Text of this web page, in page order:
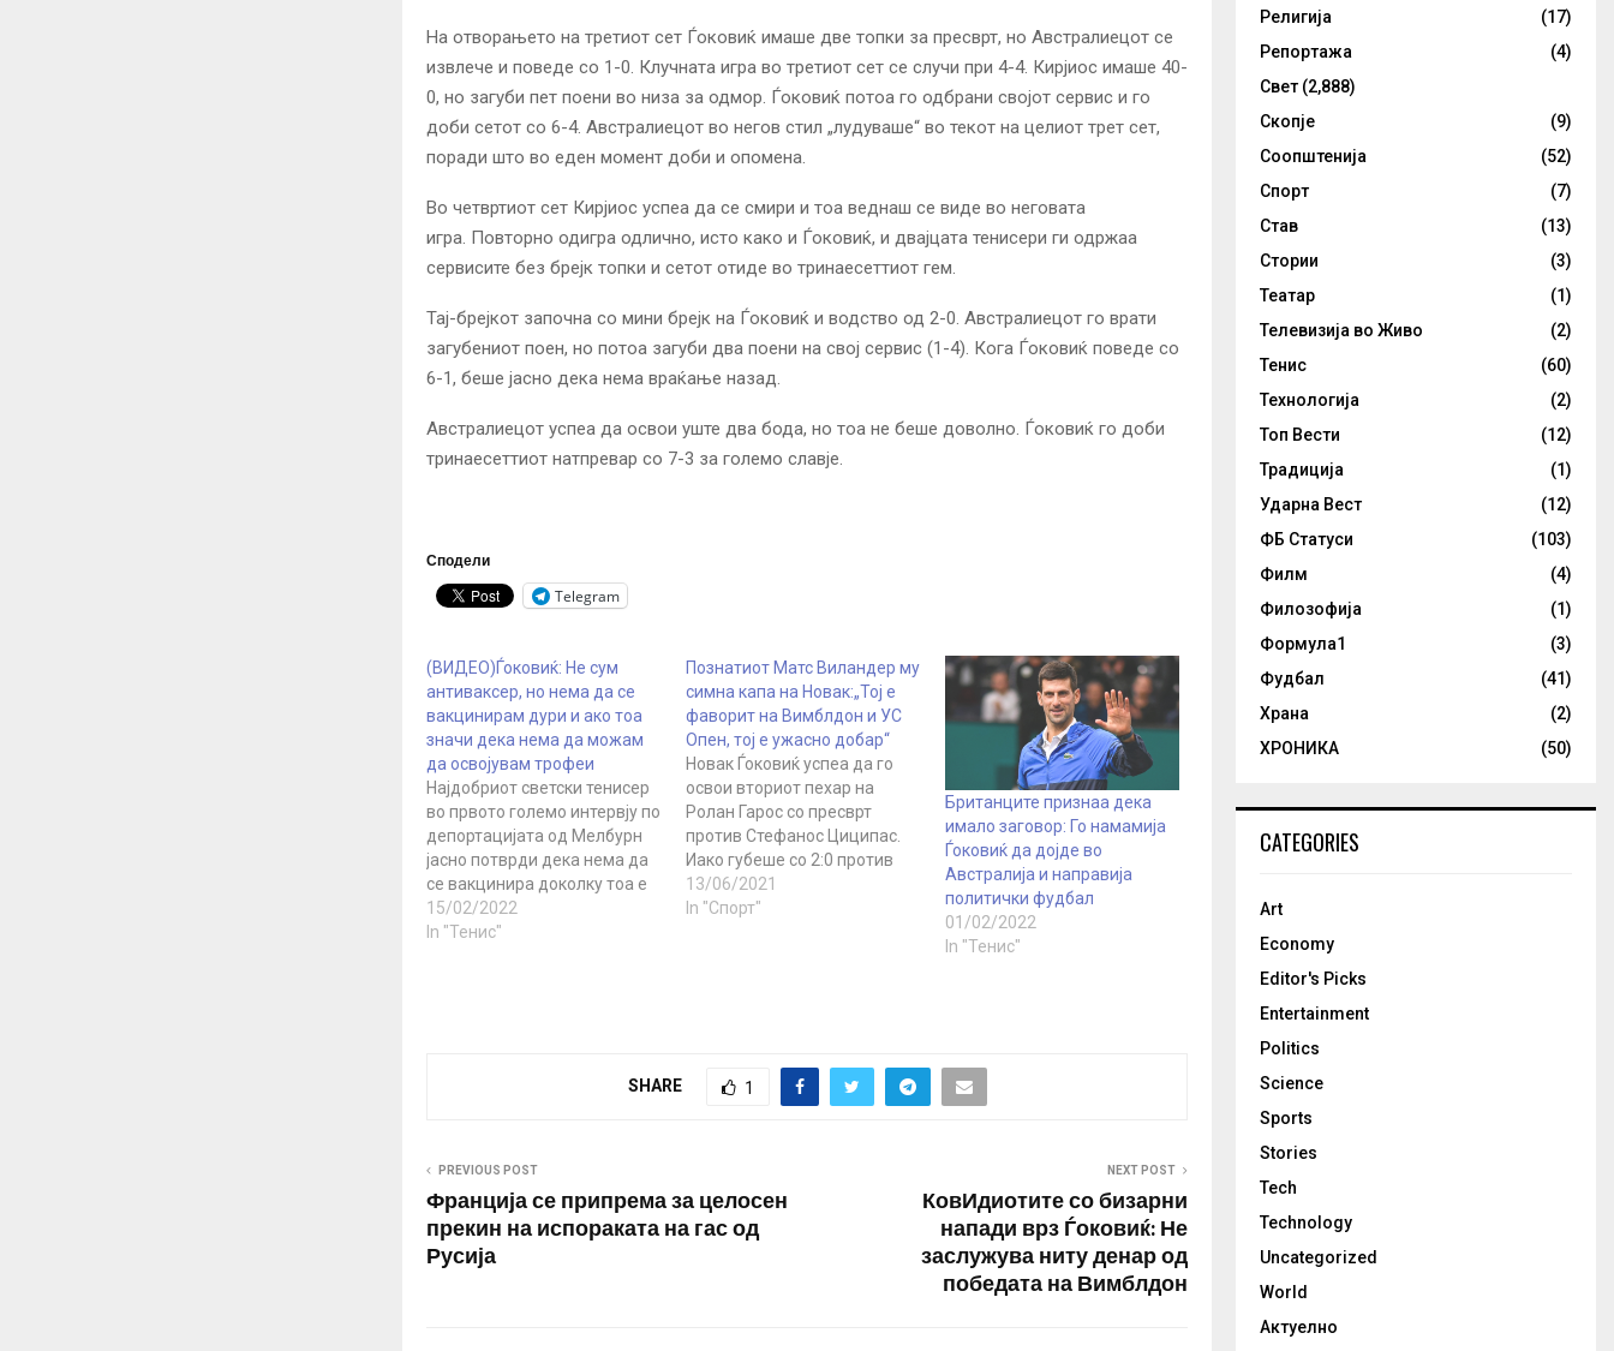
На отворањето на третиот сет Ѓоковиќ имаше две топки за пресврт, но Австралиецот се
извлече и поведе со 1-0. Клучната игра во третиот сет се случи при 4-4. Кирјиос имаше 40-
0, но загуби пет поени во низа за одмор. Ѓоковиќ потоа го одбрани својот сервис и го
доби сетот со 6-4. Австралиецот во негов стил „лудуваше“ во текот на целиот трет сет,
поради што во еден момент доби и опомена.
Во четвртиот сет Кирјиос успеа да се смири и тоа веднаш се виде во неговата
игра. Повторно одигра одлично, исто како и Ѓоковиќ, и двајцата тенисери ги одржаа
сервисите без брејк топки и сетот отиде во тринаесеттиот гем.
Тај-брејкот започна со мини брејк на Ѓоковиќ и водство од 2-0. Австралиецот го врати
загубениот поен, но потоа загуби два поени на свој сервис (1-4). Кога Ѓоковиќ поведе со
6-1, беше јасно дека нема враќање назад.
Австралиецот успеа да освои уште два бода, но тоа не беше доволно. Ѓоковиќ го доби
тринаесеттиот натпревар со 7-3 за големо славје.
Сподели
Telegram
(ВИДЕО)Ѓоковиќ: Не сум
антиваксер, но нема да се
вакцинирам дури и ако тоа
значи дека нема да можам
да освојувам трофеи
Најдобриот светски тенисер
во првото големо интервју по
депортацијата од Мелбурн
јасно потврди дека нема да
се вакцинира доколку тоа е
услов за учество на турнири
Никогаш не сум бил против
15/02/2022
In "Тенис"
Познатиот Матс Виландер му
симна капа на Новак:„Тој е
фаворит на Вимблдон и УС
Опен, тој е ужасно добар“
Новак Ѓоковиќ успеа да го
освои вториот пехар на
Ролан Гарос со пресврт
против Стефанос Циципас.
Иако губеше со 2:0 против
грчкиот тенисер, успеа да се
врати и на крајот да слави со
13/06/2021
In "Спорт"
Британците признаа дека
имало заговор: Го намамија
Ѓоковиќ да дојде во
Австралија и направија
политички фудбал
01/02/2022
In "Тенис"
SHARE 1
PREVIOUS POST
Франција се припрема за целосен
прекин на испораката на гас од
Русија
NEXT POST
КовИдиотите со бизарни
напади врз Ѓоковиќ: Не
заслужува ниту денар од
победата на Вимблдон
Религија
(17)
Репортажа
(4)
Свет (2,888)
Скопје
(9)
Соопштенија
(52)
Спорт
(7)
Став
(13)
Стории
(3)
Театар
(1)
Телевизија во Живо
(2)
Тенис
(60)
Технологија
(2)
Топ Вести
(12)
Традиција
(1)
Ударна Вест
(12)
ФБ Статуси
(103)
Филм
(4)
Филозофија
(1)
Формула1
(3)
Фудбал
(41)
Храна
(2)
ХРОНИКА
(50)
CATEGORIES
Art
Economy
Editor's Picks
Entertainment
Politics
Science
Sports
Stories
Tech
Technology
Uncategorized
World
Актуелно